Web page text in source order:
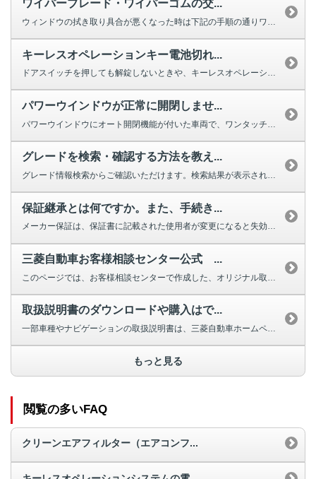
ワイパーブレード・ワイパーゴムの交...
ウィンドウの拭き取り具合が悪くなった時は下記の手順の通りワイパーの交換をし...
キーレスオペレーションキー電池切れ...
ドアスイッチを押しても解錠しないときや、キーレスオペレーションキーのボタン...
パワーウインドウが正常に開閉しませ...
グレードを検索・確認する方法を教え...
グレード情報検索からご確認いただけます。検索結果が表示されない場合は、お手...
保証継承とは何ですか。また、手続き...
メーカー保証は、保証書に記載された使用者が変更になると失効しますが、車両の...
三菱自動車お客様相談センター公式 ...
取扱説明書のダウンロードや購入はで...
一部車種やナビゲーションの取扱説明書は、三菱自動車ホームページよりダウンロ...
もっと見る
閲覧の多いFAQ
クリーンエアフィルター（エアコンフ...